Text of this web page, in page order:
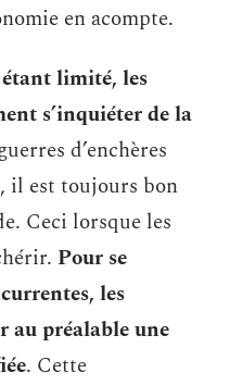
en acompte.
limité, les
s’inquiéter de la
d’enchères
il est toujours bon
Ceci lorsque les
Pour se
les
au préalable une
. Cette